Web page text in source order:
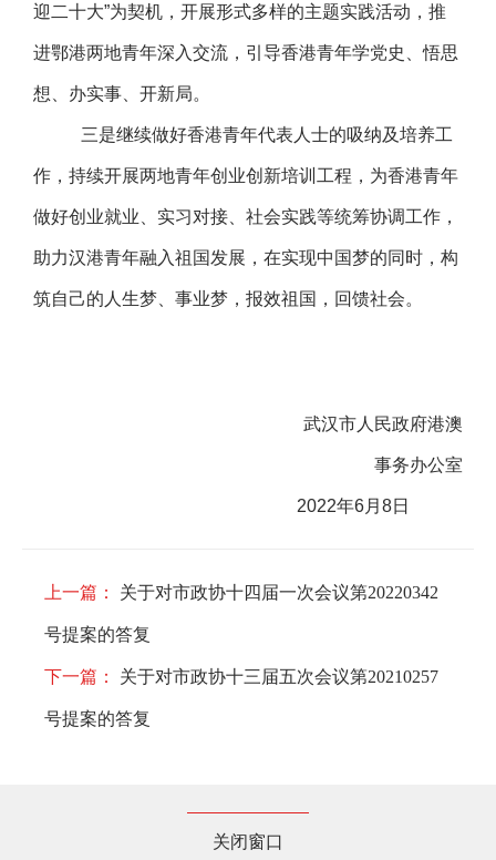
迎二十大”为契机，开展形式多样的主题实践活动，推
进鄂港两地青年深入交流，引导香港青年学党史、悟思
想、办实事、开新局。
三是继续做好香港青年代表人士的吸纳及培养工
作，持续开展两地青年创业创新培训工程，为香港青年
做好创业就业、实习对接、社会实践等统筹协调工作，
助力汉港青年融入祖国发展，在实现中国梦的同时，构
筑自己的人生梦、事业梦，报效祖国，回馈社会。
武汉市人民政府港澳
事务办公室
2022年6月8日
上一篇： 关于对市政协十四届一次会议第20220342
号提案的答复
下一篇： 关于对市政协十三届五次会议第20210257
号提案的答复
关闭窗口